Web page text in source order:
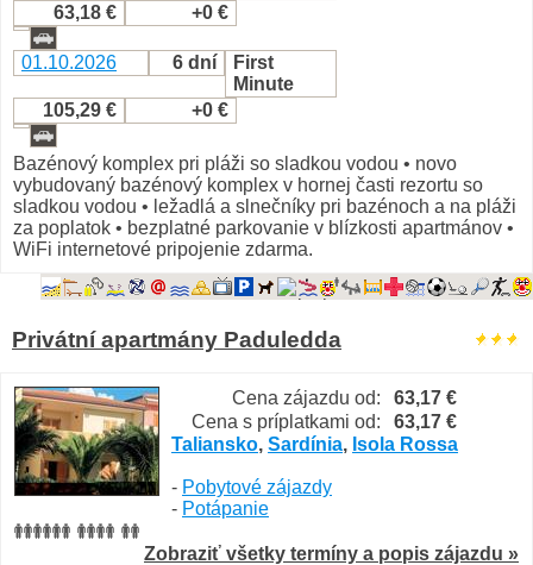
63,18 €
+0 €
01.10.2026 6 dní
First
Minute
105,29 €
+0 €
Bazénový komplex pri pláži so sladkou vodou • novo
vybudovaný bazénový komplex v hornej časti rezortu so
sladkou vodou • ležadlá a slnečníky pri bazénoch a na pláži
za poplatok • bezplatné parkovanie v blízkosti apartmánov •
WiFi internetové pripojenie zdarma.
Privátní apartmány Paduledda
Cena zájazdu od:
63,17 €
Cena s príplatkami od:
63,17 €
Taliansko, Sardínia, Isola Rossa
- Pobytové zájazdy
- Potápanie
Zobraziť všetky termíny a popis zájazdu »